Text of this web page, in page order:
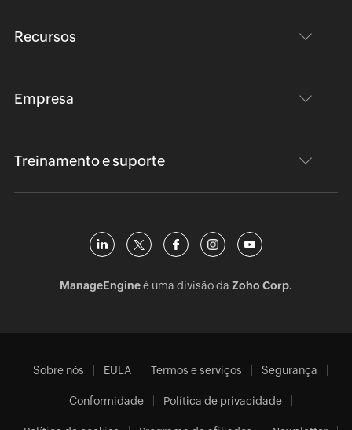
Recursos
Empresa
Treinamento e suporte
ManageEngineé uma divisão da Zoho Corp.
Sobre nós EULA Termos e serviços Segurança
Conformidade Política de privacidade